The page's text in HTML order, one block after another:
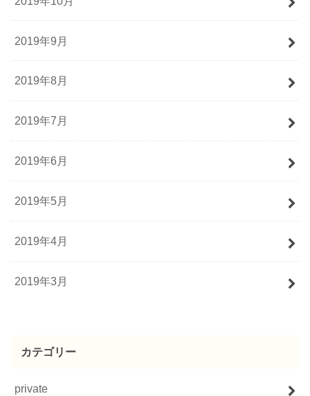
2019年9月
2019年8月
2019年7月
2019年6月
2019年5月
2019年4月
2019年3月
カテゴリー
private